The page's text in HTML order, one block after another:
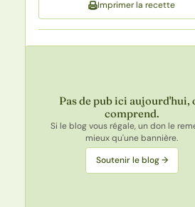
Imprimer la recette
Pas de pub ici aujourd'hui,
comprend.
Si le blog vous régale, un don le
mieux qu'une bannière.
Soutenir le blog →